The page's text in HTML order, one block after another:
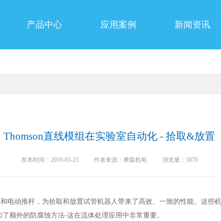
产品中心 应用案例 新闻资讯
Thomson直线模组在实验室自动化 - 拾取&放置
发布时间：2019-03-23 作者来源：摩森机电 浏览量：5070
电动推杆，为拾取和放置试管机器人带来了高效、一致的性能。这些
额外的防腐蚀方法-这在流体处理应用中非常重要。